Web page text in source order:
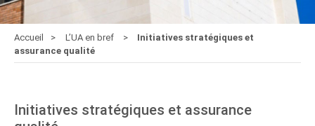
Accueil L’UA en bref
Initiatives stratégiques et
assurance qualité
Initiatives stratégiques et assurance